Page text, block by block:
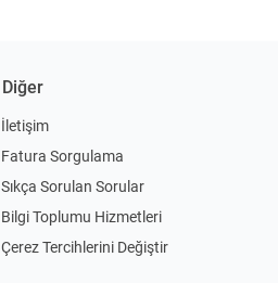
Diğer
İletişim
Fatura Sorgulama
Sıkça Sorulan Sorular
Bilgi Toplumu Hizmetleri
Çerez Tercihlerini Değiştir